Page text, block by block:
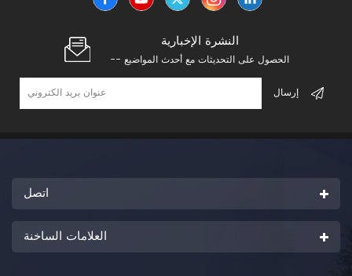
النشرة الإخبارية
-- الحصول على التحديثات مع أحدث المواضيع
اتصل
العلامات الساخنة